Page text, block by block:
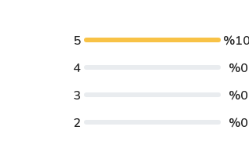
5
4
%0
3
%0
2
%0